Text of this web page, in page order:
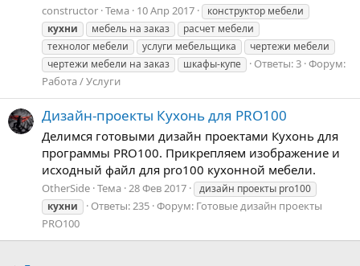
constructor Тема 10 Апр 2017
конструктор мебели
кухни
мебель на заказ
расчет мебели
технолог мебели
услуги мебельщика
чертежи мебели
чертежи мебели на заказ
шкафы-купе Ответы: 3 Форум:
Работа / Услуги
Дизайн-проекты Кухонь для PRO100
Делимся готовыми дизайн проектами Кухонь для
программы PRO100. Прикрепляем изображение и
исходный файл для pro100 кухонной мебели.
OtherSide Тема 28 Фев 2017
дизайн проекты pro100
кухни
Ответы: 235 Форум: Готовые дизайн проекты
PRO100